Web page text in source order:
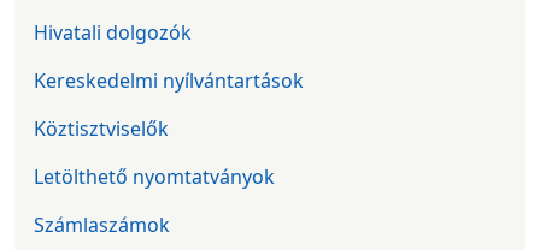
Hivatali dolgozók
Kereskedelmi nyílvántartások
Köztisztviselők
Letölthető nyomtatványok
Számlaszámok